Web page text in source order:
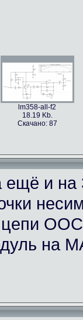
lm358-all-f2
18.19 Kb.
Скачано: 87
ещё и на
цепи
на